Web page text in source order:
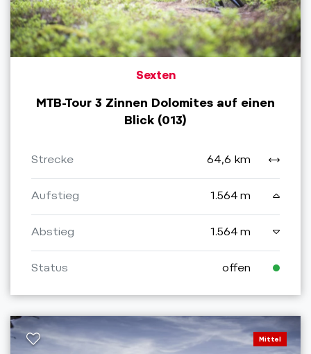
Sexten
MTB-Tour 3 Zinnen Dolomites auf einen
Blick (013)
Strecke 64,6 km
Aufstieg 1.564 m
Abstieg 1.564 m
Status offen
Mittel